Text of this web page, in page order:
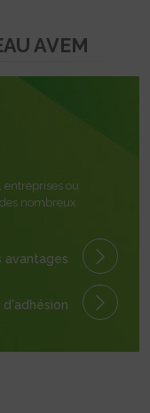
AVEM
ou
nombreux
avantages
d'adhésion